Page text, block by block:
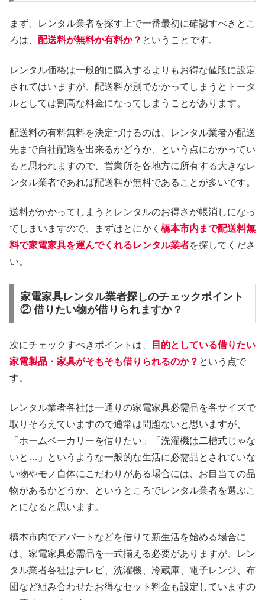
まず、レンタル業者を探す上で一番最初に確認すべきとこ
ろは、 配送料が無料か有料か？ ということです。
レンタル価格は一般的に購入するよりもお得な値段に設定
されてはいますが、配送料が別でかかってしまうとトータ
ルとしては割高な料金になってしまうことがあります。
配送料の有料無料を決定づけるのは、レンタル業者が配送
先まで自社配送を出来るかどうか、という点にかかってい
ると思われますので、営業所を各地方に所有する大きなレ
ンタル業者であれば配送料が無料であることが多いです。
送料がかかってしまうとレンタルのお得さが帳消しになっ
てしまいますので、まずはとにかく 橋本市内まで配送料無
料で家電家具を運んでくれるレンタル業者を探してくださ
い。
家電家具レンタル業者探しのチェックポイント
② 借りたい物が借りられますか？
次にチェックすべきポイントは、
目的としている借りたい
家電製品・家具がそもそも借りられるのか？ という点で
す。
レンタル業者各社は一通りの家電家具必需品を各サイズで
取りそろえていますので通常は問題ないと思いますが、
「ホームベーカリーを借りたい」「洗濯機は二槽式じゃな
いと…」というような一般的な生活に必需品とされていな
い物やモノ自体にこだわりがある場合には、お目当ての品
物があるかどうか、というところでレンタル業者を選ぶこ
とになると思います。
橋本市内でアパートなどを借りて新生活を始める場合に
は、家電家具必需品を一式揃える必要がありますが、レン
タル業者各社はテレビ、洗濯機、冷蔵庫、電子レンジ、布
団など組み合わせたお得なセット料金も設定していますの